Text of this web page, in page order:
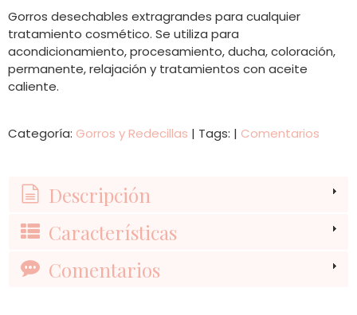
Gorros desechables extragrandes para cualquier
tratamiento cosmético. Se utiliza para
acondicionamiento, procesamiento, ducha, coloración,
permanente, relajación y tratamientos con aceite
caliente.
Categoría: Gorros y Redecillas | Tags: | Comentarios
Descripción
Características
Comentarios